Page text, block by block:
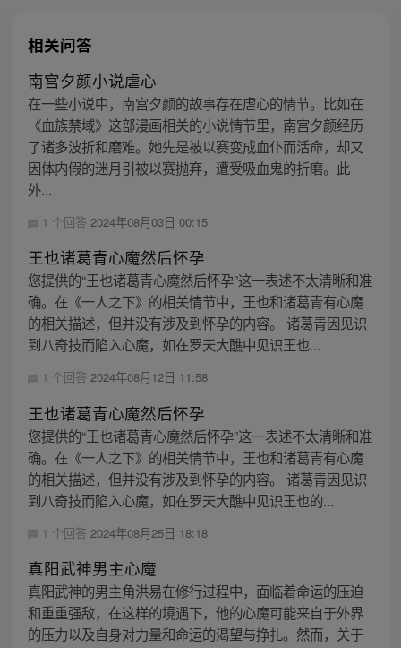
相关问答
南宫夕颜小说虐心
在一些小说中，南宫夕颜的故事存在虐心的情节。比如在
《血族禁域》这部漫画相关的小说情节里，南宫夕颜经历
了诸多波折和磨难。她先是被以赛变成血仆而活命，却又
因体内假的迷月引被以赛抛弃，遭受吸血鬼的折磨。此
外...
1 个回答 2024年08月03日 00:15
王也诸葛青心魔然后怀孕
您提供的“王也诸葛青心魔然后怀孕”这一表述不太清晰和准
确。在《一人之下》的相关情节中，王也和诸葛青有心魔
的相关描述，但并没有涉及到怀孕的内容。 诸葛青因见识
到八奇技而陷入心魔，如在罗天大醮中见识王也...
1 个回答 2024年08月12日 11:58
王也诸葛青心魔然后怀孕
您提供的“王也诸葛青心魔然后怀孕”这一表述不太清晰和准
确。在《一人之下》的相关情节中，王也和诸葛青有心魔
的相关描述，但并没有涉及到怀孕的内容。 诸葛青因见识
到八奇技而陷入心魔，如在罗天大醮中见识王也的...
1 个回答 2024年08月25日 18:18
真阳武神男主心魔
真阳武神的男主角洪易在修行过程中，面临着命运的压迫
和重重强敌，在这样的境遇下，他的心魔可能来自于外界
的压力以及自身对力量和命运的渴望与挣扎。然而，关于